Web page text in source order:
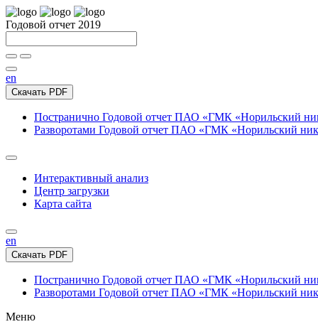
Годовой отчет 2019
en
Скачать PDF
Постранично Годовой отчет ПАО «ГМК «Норильский
Разворотами Годовой отчет ПАО «ГМК «Норильский
Интерактивный анализ
Центр загрузки
Карта сайта
en
Скачать PDF
Постранично Годовой отчет ПАО «ГМК «Норильский
Разворотами Годовой отчет ПАО «ГМК «Норильский
Меню